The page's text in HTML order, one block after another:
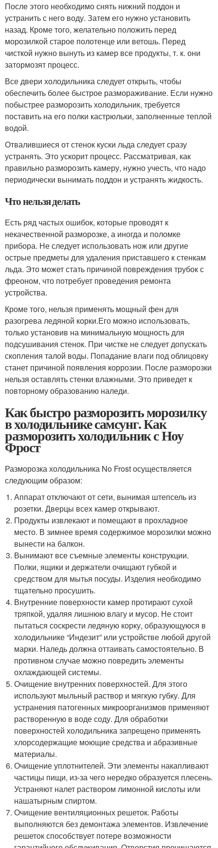
После этого необходимо снять нижний поддон и
устранить с него воду. Затем его нужно установить
назад. Кроме того, желательно положить перед
морозилкой старое полотенце или ветошь. Перед
чисткой нужно вынуть из камер все продукты, т. к. они
затормозят процесс.
Все двери холодильника следует открыть, чтобы
обеспечить более быстрое размораживание. Если нужно
побыстрее разморозить холодильник, требуется
поставить на его полки кастрюльки, заполненные теплой
водой.
Отвалившиеся от стенок куски льда следует сразу
устранять. Это ускорит процесс. Рассматривая, как
правильно разморозить камеру, нужно учесть, что надо
периодически вынимать поддон и устранять жидкость.
Что нельзя делать
Есть ряд частых ошибок, которые проводят к
некачественной разморозке, а иногда и поломке
прибора. Не следует использовать нож или другие
острые предметы для удаления приставшего к стенкам
льда. Это может стать причиной повреждения трубок с
фреоном, что потребует проведения ремонта
устройства.
Кроме того, нельзя применять мощный фен для
разогрева ледяной корки.Его можно использовать,
только установив на минимальную мощность для
подсушивания стенок. При чистке не следует допускать
скопления талой воды. Попадание влаги под облицовку
станет причиной появления коррозии. После разморозки
нельзя оставлять стенки влажными. Это приведет к
повторному образованию наледи.
Как быстро разморозить морозилку
в холодильнике самсунг. Как
разморозить холодильник с Ноу
Фрост
Разморозка холодильника No Frost осуществляется
следующим образом:
Аппарат отключают от сети, вынимая штепсель из
розетки. Дверцы всех камер открывают.
Продукты извлекают и помещают в прохладное
место. В зимнее время содержимое морозилки можно
вынести на балкон.
Вынимают все съемные элементы конструкции.
Полки, ящики и держатели очищают губкой и
средством для мытья посуды. Изделия необходимо
тщательно просушить.
Внутренние поверхности камер протирают сухой
тряпкой, удаляя лишнюю влагу и мусор. Не стоит
пытаться соскрести ледяную корку, образующуюся в
холодильнике “Индезит” или устройстве любой другой
марки. Наледь должна оттаивать самостоятельно. В
противном случае можно повредить элементы
охлаждающей системы.
Очищение внутренних поверхностей. Для этого
используют мыльный раствор и мягкую губку. Для
устранения патогенных микроорганизмов применяют
растворенную в воде соду. Для обработки
поверхностей холодильника запрещено применять
хлорсодержащие моющие средства и абразивные
материалы.
Очищение уплотнителей. Эти элементы накапливают
частицы пищи, из-за чего нередко образуется плесень.
Устраняют налет раствором лимонной кислоты или
нашатырным спиртом.
Очищение вентиляционных решеток. Работы
выполняются без демонтажа элементов. Извлечение
решеток способствует потере возможности